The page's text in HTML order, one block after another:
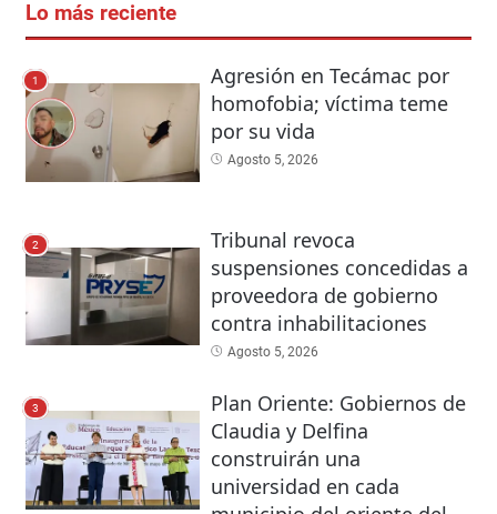
Lo más reciente
1
Agresión en Tecámac por
homofobia; víctima teme
por su vida
Agosto 5, 2026
2
Tribunal revoca
suspensiones concedidas a
proveedora de gobierno
contra inhabilitaciones
Agosto 5, 2026
3
Plan Oriente: Gobiernos de
Claudia y Delfina
construirán una
universidad en cada